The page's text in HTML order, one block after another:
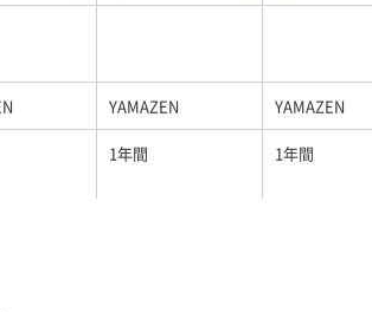
YAMAZEN YAMAZEN
1年間 1年間